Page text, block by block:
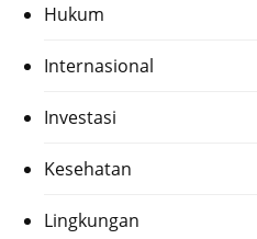
Hukum
Internasional
Investasi
Kesehatan
Lingkungan